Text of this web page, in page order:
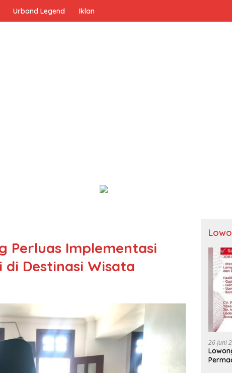
Urband Legend Iklan
Perluas Implementasi
di Destinasi Wisata
26 Juni